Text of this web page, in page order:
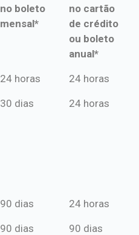
no boleto
mensal*
no cartão
de crédito
ou boleto
anual*
*Pagamento
mensal*
*Pagamento
de crédito
24 horas 24 horas
30 dias 24 horas
90 dias 24 horas
90 dias 90 dias